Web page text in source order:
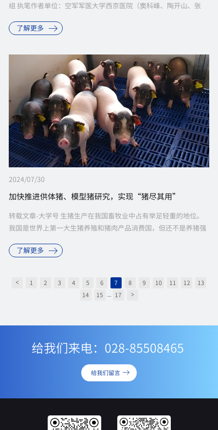
组 执笔作者单位：空军军医大学西京医院（窦科峰、陶开山、张
了解更多
2024/07/30
加快推进供体猪、模型猪研究，实现“猪尽其用”
转载文章-大学号 生猪生产在我国畜牧业中占有举足轻重的地位。
我国是世界上第一大生猪养殖和猪肉产品消费国，但还不是养猪强
育种技术上加大投入...
了解更多
< 1 2 3 4 5 6 7 8 9 10 11 12
13
14
15 ... 17 >
给我们来电：028-85508465
给我们留言